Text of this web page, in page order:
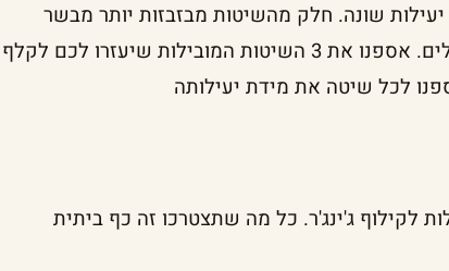
שונה. חלק מהשיטות מבזבזות יותר מבשר
הג'ינג'ר מאחרות או מצריכות יותר זמן וכלים. אספנו את 3 השיטות המובילות שיעזרו לכם לקלף
לכל שיטה את מידת יעילותה
לקילוף ג'ינג'ר. כל מה שתצטרכו זה כף ביתית